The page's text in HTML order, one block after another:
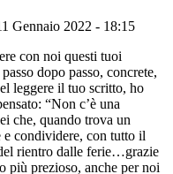
Gennaio 2022 - 18:15
con noi questi tuoi
dopo passo, concrete,
leggere il tuo scritto, ho
“Non c’è una
che, quando trova un
e condividere, con tutto il
rientro dalle ferie…grazie
più prezioso, anche per noi